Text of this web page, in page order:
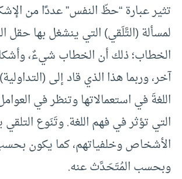
تثير عبارة “حظّ النفس” عددًا من
لمسألة (التَّلَقي) التي ينشغل بها حقل
الخطاب؛ ذلك أن الخطاب شيءٌ،
آخر، وربما هذا الذي قاد إلى
اللغةَ في استعمالاتها وتنظر في
التي تؤثر في فهم اللغة. وتَنَوع
الأشخاص وخلفياتهم، كما يكون
وبحسب المُتَحَدَّث عنه.